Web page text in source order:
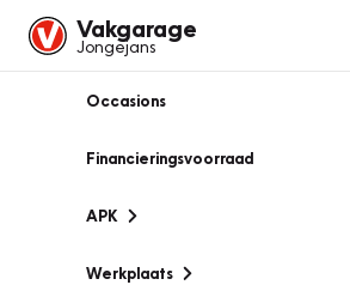
Vakgarage
Jongejans
Occasions
Financieringsvoorraad
APK
Werkplaats